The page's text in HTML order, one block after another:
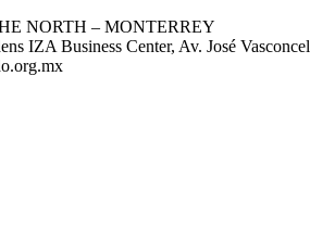
NORTH – MONTERREY
IZA Business Center, Av. José